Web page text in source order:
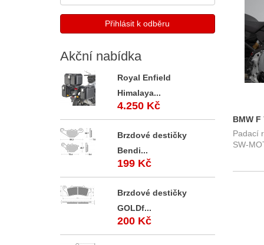
BMW F
SW-
Padací
SW-
Akční nabídka
Royal Enfield
Himalaya...
4.250 Kč
Brzdové destičky
Bendi...
199 Kč
Brzdové destičky
GOLDf...
200 Kč